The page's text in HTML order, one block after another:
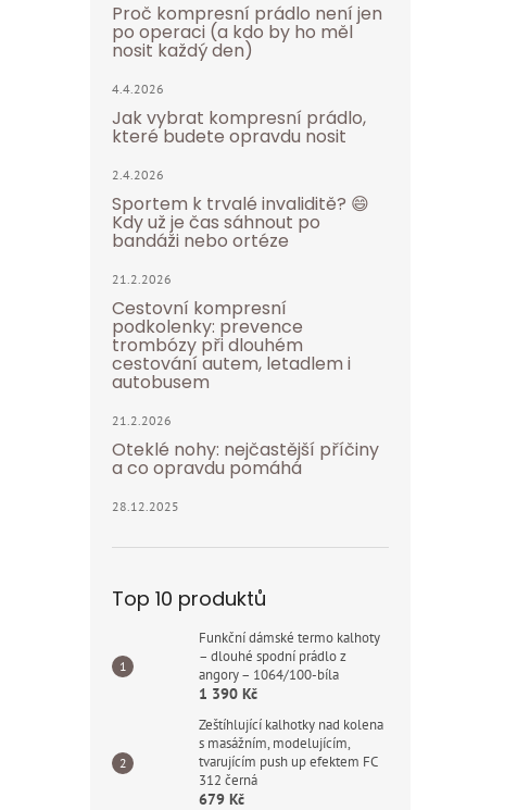
Proč kompresní prádlo není jen
po operaci (a kdo by ho měl
nosit každý den)
4.4.2026
Jak vybrat kompresní prádlo,
které budete opravdu nosit
2.4.2026
Sportem k trvalé invaliditě? 😄
Kdy už je čas sáhnout po
bandáži nebo ortéze
21.2.2026
Cestovní kompresní
podkolenky: prevence
trombózy při dlouhém
cestování autem, letadlem i
autobusem
21.2.2026
Oteklé nohy: nejčastější příčiny
a co opravdu pomáhá
28.12.2025
Top 10 produktů
Funkční dámské termo kalhoty
– dlouhé spodní prádlo z
angory – 1064/100-bíla
1 390 Kč
Zeštíhlující kalhotky nad kolena
s masážním, modelujícím,
tvarujícím push up efektem FC
312 černá
679 Kč